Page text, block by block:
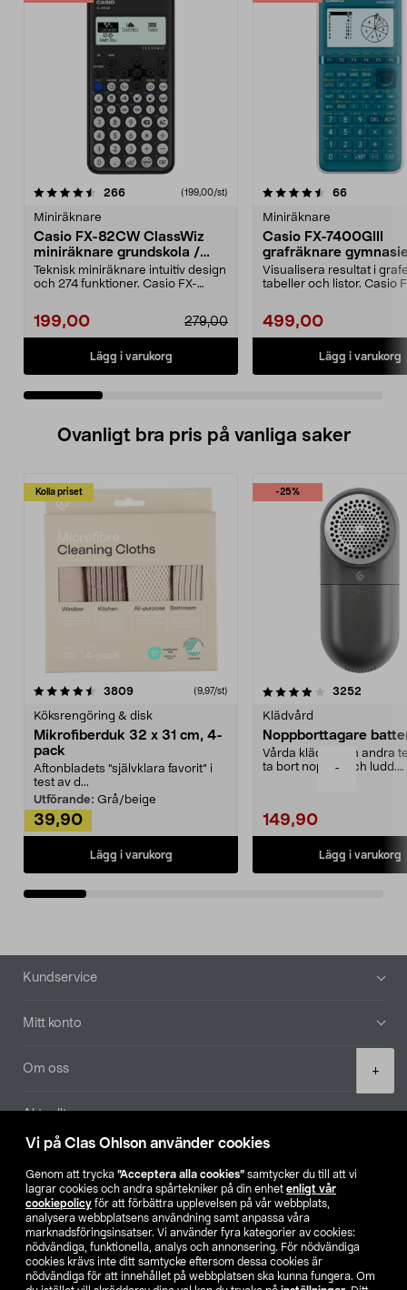
Vi på Clas Ohlson använder cookies
Genom att trycka ”Acceptera alla cookies” samtycker du till att vi
lagrar cookies och andra spårtekniker på din enhet enligt vår
cookiepolicy för att förbättra upplevelsen på vår webbplats,
analysera webbplatsens användning samt anpassa våra
marknadsföringsinsatser. Vi använder fyra kategorier av cookies:
nödvändiga, funktionella, analys och annonsering. För nödvändiga
cookies krävs inte ditt samtycke eftersom dessa cookies är
nödvändiga för att innehållet på webbplatsen ska kunna fungera. Om
-
+
266recensioner(199,00/st)
Miniräknare
Casio FX-82CW ClassWiz
miniräknare grundskola /
gymnasiet
Teknisk miniräknare intuitiv design
och 274 funktioner. Casio FX-
199,00 279,00
Lägg i varukorg
4.5 av 5 stjärnor 66recensioner
Miniräknare
Casio FX-7400GIII
grafräknare
högskola
Visualisera resultat i
tabeller och listor. Casio
499,00
Lägg i varukorg
4.5 av 5 stjärnor
Ovanligt bra pris på vanliga saker
Kolla priset
3809recensioner (9,97/st)
Köksrengöring & disk
Mikrofiberduk 32 x 31 cm, 4-
pack
Aftonbladets "självklara favorit” i
test av d...
Utförande: Grå/beige
39,90
Lägg i varukorg
-25%
4.0av 5 stjärnor 3252
Klädvård
Noppborttagare
Vårda kläder och andra
ta bort noppor och ludd.
149,90
Lägg i varukorg
4.5av 5 stjärnor
Sidfot
Kundservice
Mitt konto
Om oss
Aktuellt
Hitta butik
SE NO FI